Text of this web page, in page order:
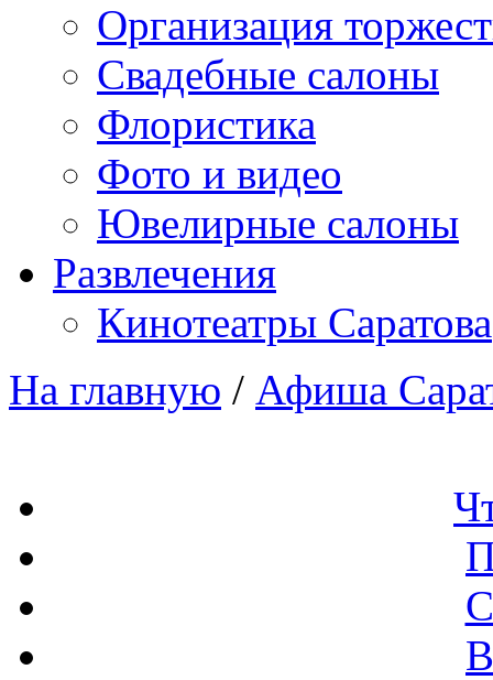
Организация
Свадебные салоны
Флористика
Фото и видео
Ювелирные салоны
Развлечения
Кинотеатры Саратова
На главную / Афиша